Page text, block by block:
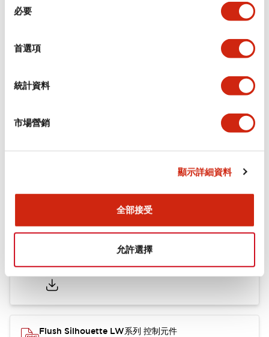
必要
首選項
統計資料
市場營銷
顯示詳細資料
全部接受
允許選擇
安裝和安裝規範
認證與標準
Flush Silhouette LW系列 控制元件 (英文版)
2025/09/19.PDF1.23MB
Flush Silhouette LW系列 控制元件